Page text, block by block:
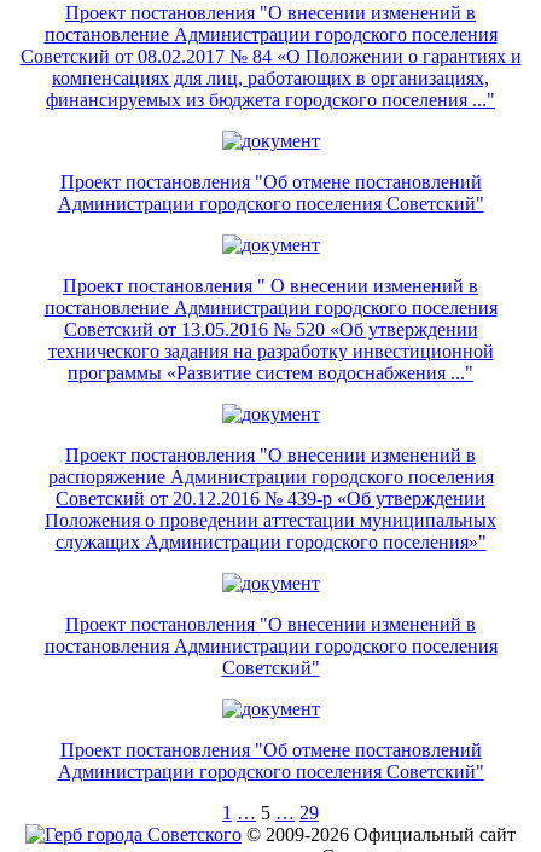
Проект постановления "О внесении изменений в
постановление Администрации городского поселения
Советский от 08.02.2017 № 84 «О Положении о гарантиях и
компенсациях для лиц, работающих в организациях,
финансируемых из бюджета городского поселения ..."
Проект постановления "Об отмене постановлений
Администрации городского поселения Советский"
Проект постановления " О внесении изменений в
постановление Администрации городского поселения
Советский от 13.05.2016 № 520 «Об утверждении
технического задания на разработку инвестиционной
программы «Развитие систем водоснабжения ..."
Проект постановления "О внесении изменений в
распоряжение Администрации городского поселения
Советский от 20.12.2016 № 439-р «Об утверждении
Положения о проведении аттестации муниципальных
служащих Администрации городского поселения»"
Проект постановления "О внесении изменений в
постановления Администрации городского поселения
Советский"
Проект постановления "Об отмене постановлений
Администрации городского поселения Советский"
1 … 5 … 29
© 2009-2026 Официальный сайт